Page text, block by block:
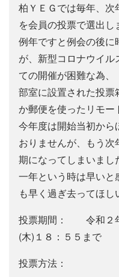
柏ＹＥＧでは毎年、次
を会員の投票で選出し
例年ですと例会の後
が、新型コロナウイ
ての開催が困難な為
部室に設置された投票
か郵便を使ったリモー
今年度は開始当初から
おりませんが、もう
期になってしまいまし
一年という時は早いと
も早く過ぎ去ってほし
投票期間： 令和２年
(木)１８：５５まで
投票方法：